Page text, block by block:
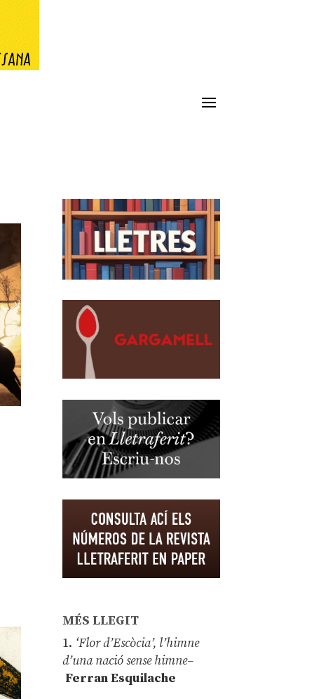
MÉS LLEGIT
1. ‘Flor d’Escòcia’, l’himne
d’una nació sense himne–
Ferran Esquilache